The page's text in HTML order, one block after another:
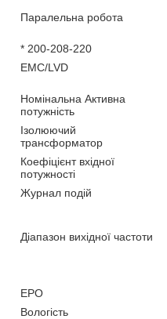
Паралельна робота
* 200-208-220
EMC/LVD
Номінальна Активна
потужність
Ізолюючий
трансформатор
Коефіцієнт вхідної
потужності
Журнал подій
Діапазон вихідної частоти
EPO
Вологість